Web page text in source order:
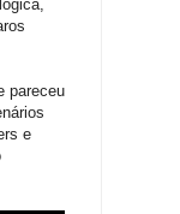
pareceu
e